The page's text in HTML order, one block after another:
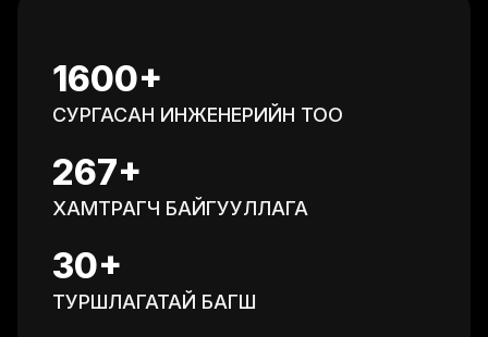
2300+
СУРГАСАН ИНЖЕНЕРИЙН ТОО
383+
ХАМТРАГЧ БАЙГУУЛЛАГА
30+
ТУРШЛАГАТАЙ БАГШ